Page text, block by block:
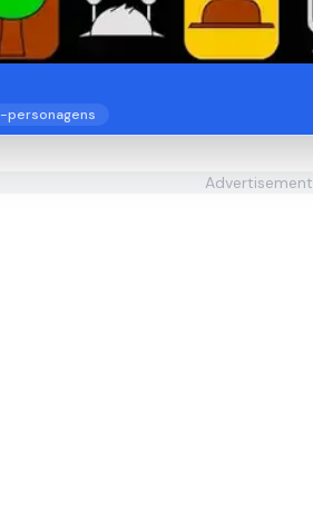
Advertisement